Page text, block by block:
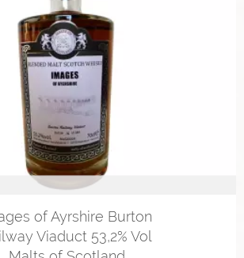
of Ayrshire Burton
Viaduct 53,2% Vol